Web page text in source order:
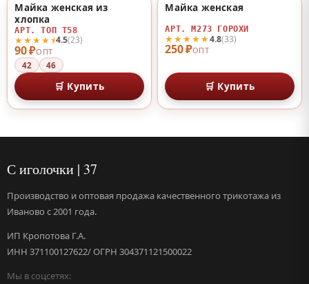
90 ₽ОПТ
★★★★⯨4.5(23)
Майка женская из
хлопка
АРТ. ТОП Т58
42 46
🛒 Купить
250 ₽ОПТ
★★★★★4.8(33)
Майка женская
АРТ. М273 ГОРОХИ
🛒 Купить
С иголочки | 37
Производство и оптовая продажа качественного трикотажа из
Иваново с 2001 года.
ИП Кропотова Г.А.
ИНН 371100127622/ ОГРН 304371121500022
Мы в соцсетях: